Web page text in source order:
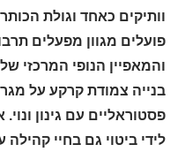
וותיקים כאחד וגולת
פועלים מגוון מפעלים
והמאפיין הנופי המרכזי
בנייה צמודת קרקע על
פסטוראליים עם גינון
לידי ביטוי גם בחיי